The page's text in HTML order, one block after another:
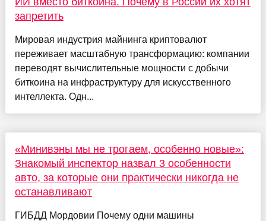
запретить
Мировая индустрия майнинга криптовалют
переживает масштабную трансформацию: компании
переводят вычислительные мощности с добычи
биткоина на инфраструктуру для искусственного
интеллекта. Одн...
«Минивэны мы не трогаем, особенно новые»:
Знакомый инспектор назвал 3 особенности
авто, за которые они практически никогда не
останавливают
ГИБДД Мордовии Почему одни машины